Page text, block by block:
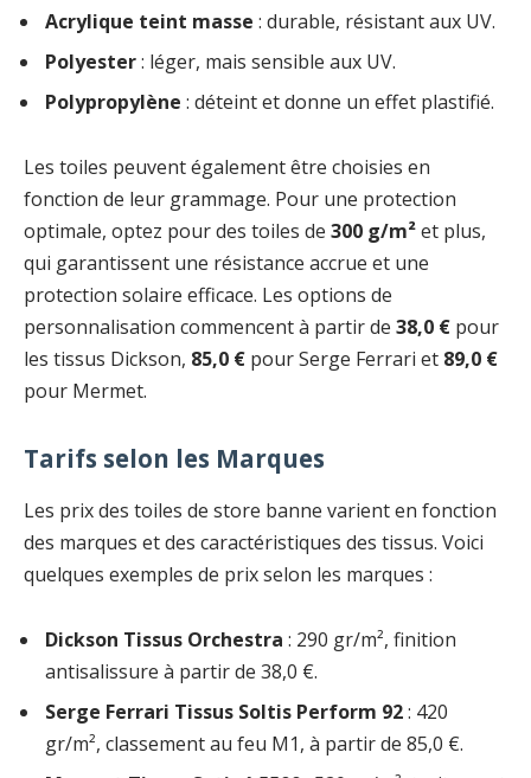
Acrylique teint masse : durable, résistant aux UV.
Polyester: léger, mais sensible aux UV.
Polypropylène : déteint et donne un effet plastifié.
Les toiles peuvent également être choisies en
fonction de leur grammage. Pour une protection
optimale, optez pour des toiles de 300 g/m²et plus,
qui garantissent une résistance accrue et une
protection solaire efficace. Les options de
personnalisation commencent à partir de 38,0 € pour
les tissus Dickson, 85,0 € pour Serge Ferrari et 89,0 €
pour Mermet.
Tarifs selon les Marques
Les prix des toiles de store banne varient en fonction
des marques et des caractéristiques des tissus. Voici
quelques exemples de prix selon les marques :
Dickson Tissus Orchestra : 290 gr/m², finition
antisalissure à partir de 38,0 €.
Serge Ferrari Tissus Soltis Perform 92: 420
gr/m², classement au feu M1, à partir de 85,0 €.